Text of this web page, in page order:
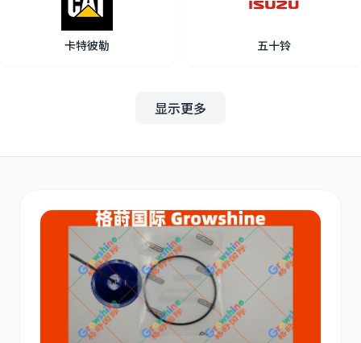
卡特彼勒 五十铃
其他 小松
沃尔沃 康明斯
显示更多